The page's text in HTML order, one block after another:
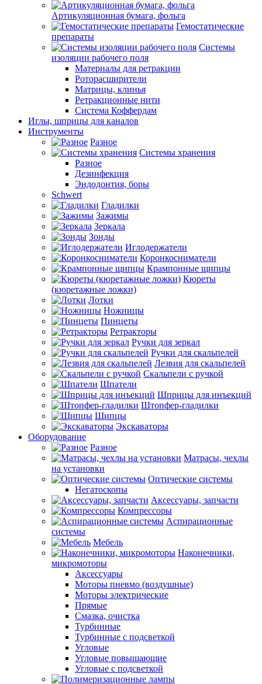
Артикуляционная бумага, фольга
Гемостатические
препараты
Системы
изоляции рабочего поля
Материалы для ретракции
Роторасширители
Матрицы, клинья
Ретракционные нити
Система Коффердам
Иглы, шприцы для каналов
Инструменты
Разное
Системы хранения
Разное
Дезинфекция
Эндодонтия, боры
Schwert
Гладилки
Зажимы
Зеркала
Зонды
Иглодержатели
Коронкосниматели
Крампонные щипцы
Кюреты
(кюретажные ложки)
Лотки
Ножницы
Пинцеты
Ретракторы
Ручки для зеркал
Ручки для скальпелей
Лезвия для скальпелей
Скальпели с ручкой
Шпатели
Шприцы для инъекций
Штопфер-гладилки
Щипцы
Экскаваторы
Оборудование
Разное
Матрасы, чехлы
на установки
Оптические системы
Негатоскопы
Аксессуары, запчасти
Компрессоры
Аспирационные
системы
Мебель
Наконечники,
микромоторы
Аксессуары
Моторы пневмо (воздушные)
Моторы электрические
Прямые
Смазка, очистка
Турбинные
Турбинные с подсветкой
Угловые
Угловые повышающие
Угловые с подсветкой